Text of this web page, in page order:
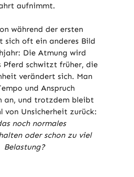
aufnimmt.
während der ersten
sich oft ein anderes Bild
Die Atmung wird
Pferd schwitzt früher, die
verändert sich. Man
und Anspruch
an, und trotzdem bleibt
von Unsicherheit zurück:
noch normales
oder schon zu viel
Belastung?